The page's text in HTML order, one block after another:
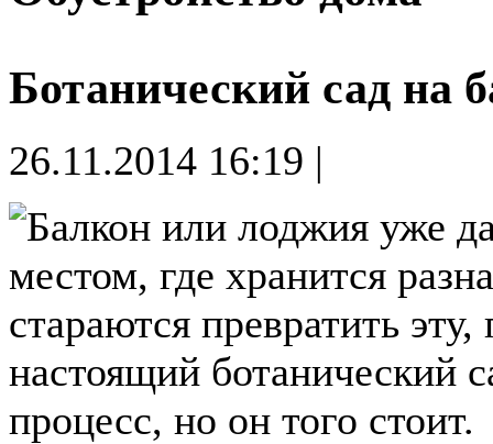
Ботанический сад на
26.11.2014 16:19 |
Балкон или лоджия уже
местом, где хранится
стараются превратить
настоящий ботанический
процесс, но он того стоит.